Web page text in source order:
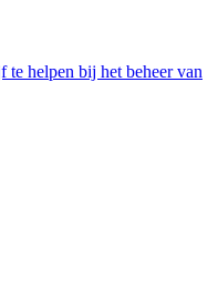
te helpen bij het beheer van